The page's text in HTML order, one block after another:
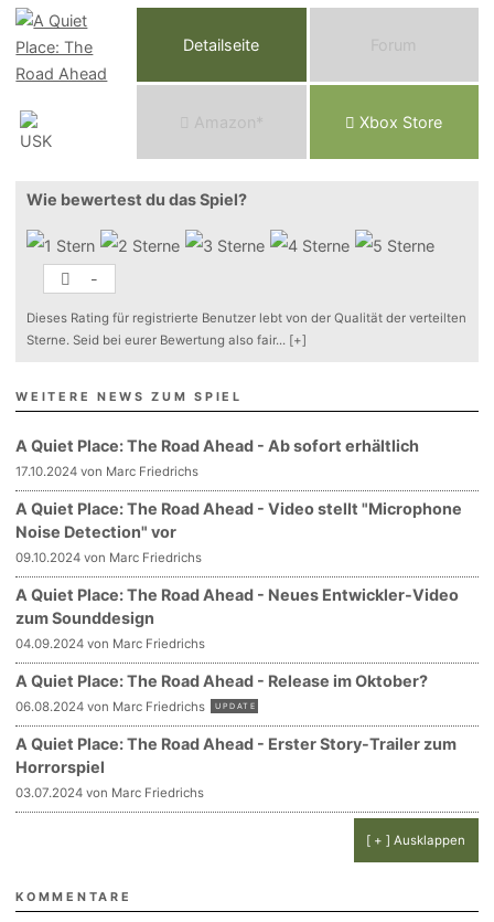
Detailseite Forum
Ama o n* Xbox Store
Wie bewertest du das Spiel?
-
Dieses Rating für registrierte Benutzer lebt von der Qualität der verteilten
Sterne. Seid bei eurer Bewertung also fair... [+]
WEITERE NEWS ZUM SPIEL
A Quiet Place: The Road Ahead - Ab sofort erhältlich
17.10.2024 von Marc Friedrichs
A Quiet Place: The Road Ahead - Video stellt "Microphone
Noise Detection" vor
09.10.2024 von Marc Friedrichs
A Quiet Place: The Road Ahead - Neues Entwickler-Video
zum Sounddesign
04.09.2024 von Marc Friedrichs
A Quiet Place: The Road Ahead - Release im Oktober?
06.08.2024 von Marc Friedrichs UPDATE
A Quiet Place: The Road Ahead - Erster Story-Trailer zum
Horrorspiel
03.07.2024 von Marc Friedrichs
[ + ] Ausklappen
KOMMENTARE